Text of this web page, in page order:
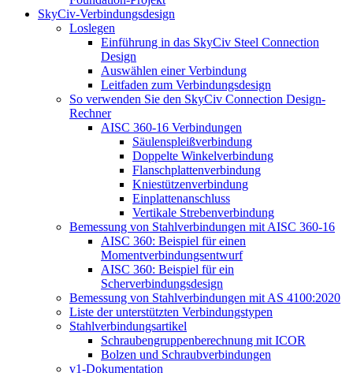
SkyCiv-Verbindungsdesign
Loslegen
Einführung in das SkyCiv Steel Connection
Design
Auswählen einer Verbindung
Leitfaden zum Verbindungsdesign
So verwenden Sie den SkyCiv Connection Design-
Rechner
AISC 360-16 Verbindungen
Säulenspleißverbindung
Doppelte Winkelverbindung
Flanschplattenverbindung
Kniestützenverbindung
Einplattenanschluss
Vertikale Strebenverbindung
Bemessung von Stahlverbindungen mit AISC 360-16
AISC 360: Beispiel für einen
Momentverbindungsentwurf
AISC 360: Beispiel für ein
Scherverbindungsdesign
Bemessung von Stahlverbindungen mit AS 4100:2020
Liste der unterstützten Verbindungstypen
Stahlverbindungsartikel
Schraubengruppenberechnung mit ICOR
Bolzen und Schraubverbindungen
v1-Dokumentation